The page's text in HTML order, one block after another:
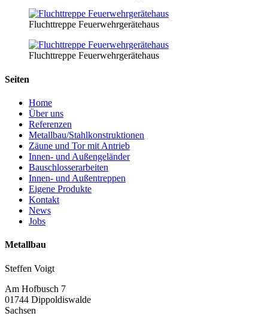
Fluchttreppe Feuerwehrgerätehaus
Fluchttreppe Feuerwehrgerätehaus
Seiten
Home
Über uns
Referenzen
Metallbau/Stahlkonstruktionen
Zäune und Tor mit Antrieb
Innen- und Außengeländer
Bauschlosserarbeiten
Innen- und Außentreppen
Eigene Produkte
Kontakt
News
Jobs
Metallbau
Steffen Voigt
Am Hofbusch 7
01744 Dippoldiswalde
Sachsen